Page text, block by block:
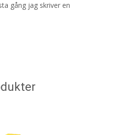
gång jag skriver en